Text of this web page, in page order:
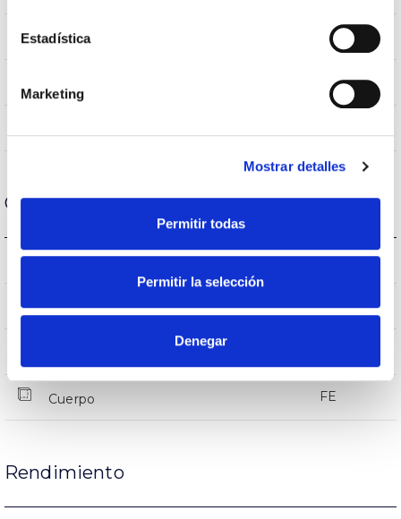
Estadística
Marketing
Mostrar detalles
Permitir todas
Permitir la selección
Denegar
CRI Índice de repr. cromática 80
120
Carcasa y Acabado
IP Índice de estanqueidad IP20
Intensidad (A) IP40
Cuerpo FE
Rendimiento